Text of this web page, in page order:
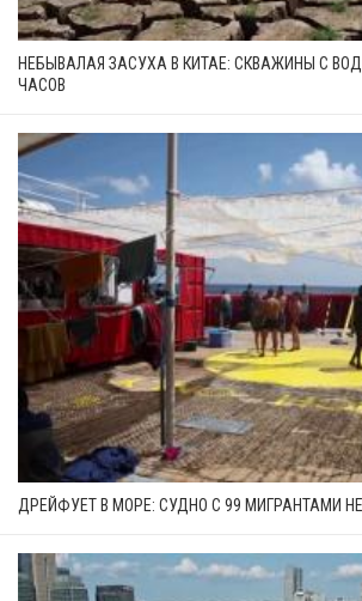
НЕБЫВАЛАЯ ЗАСУХА В КИТАЕ: СКВАЖИНЫ С
ЧАСОВ
ДРЕЙФУЕТ В МОРЕ: СУДНО С 99 МИГРАНТАМИ